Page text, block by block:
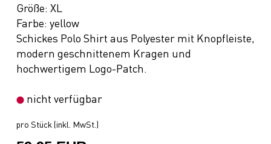
Größe: XL
Farbe: yellow
Schickes Polo Shirt aus Polyester mit Knopfleiste,
modern geschnittenem Kragen und
hochwertigem Logo-Patch.
nicht verfügbar
pro Stück (inkl. MwSt.)